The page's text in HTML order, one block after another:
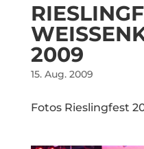
009
15. Aug. 2009
Fotos Rieslingfest